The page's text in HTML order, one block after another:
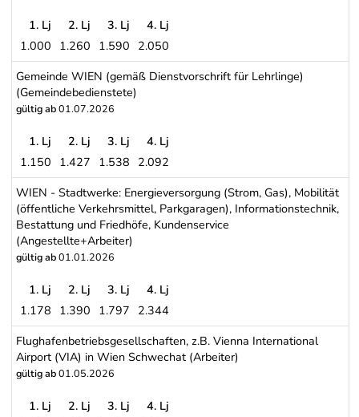
INNSBRUCK: Innsbrucker Kommunalbetriebe Aktiengesellschaft
1. Lj 2. Lj 3. Lj
4. Lj
1.000 1.260 1.590 2.050
Gemeinde WIEN (gemäß Dienstvorschrift für Lehrlinge)
(Gemeindebedienstete)
gültig ab01.07.2026
Gemeinde WIEN (gemäß Dienstvorschrift für Lehrlinge)
1. Lj 2. Lj 3. Lj
4. Lj
1.150 1.427 1.538 2.092
WIEN - Stadtwerke: Energieversorgung (Strom, Gas), Mobilität
(öffentliche Verkehrsmittel, Parkgaragen), Informationstechnik,
Bestattung und Friedhöfe, Kundenservice
(Angestellte+Arbeiter)
gültig ab01.01.2026
WIEN - Stadtwerke: Energieversorgung (Strom, Gas), Mobilität
1. Lj 2. Lj 3. Lj
4. Lj
1.178 1.390 1.797 2.344
Flughafenbetriebsgesellschaften, z.B. Vienna International
Airport (VIA) in Wien Schwechat (Arbeiter)
gültig ab01.05.2026
1. Lj 2. Lj 3. Lj
4. Lj